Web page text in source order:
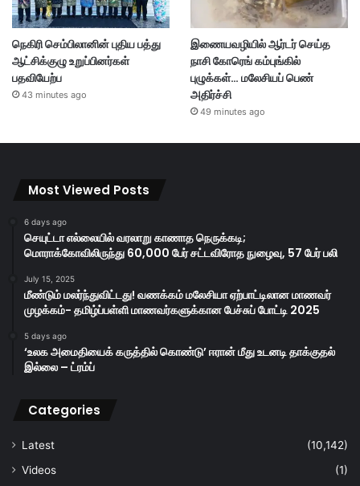
நெகிரி செம்பிலானின் புதிய பத்து
ஆட்சிக்குழு உறுப்பினர்கள்
பதவியேற்ப
43 minutes ago
இணையவழியில் ஆர்டர் செய்த
நாசி கோரெங் கம்புங்கில்
புழுக்கள்… மலேசியப் பெண்
அதிர்ச்சி
49 minutes ago
Most Viewed Posts
6 days ago
செயுட்டா எல்லையில் வரலாறு காணாத நெருக்கடி;
மொராக்கோவிலிருந்து 60,000 பேர் சட்டவிரோத நுழைவு, 57 பேர் பலி
July 15, 2025
மீண்டும் மலர்ந்துவிட்டது! வணக்கம் மலேசியா ஏற்பாட்டிலான மாணவர்
முழக்கம்- தமிழ்ப்பள்ளி மாணவர்களுக்கான பேச்சுப் போட்டி 2025
5 days ago
‘உலக அமைதியைக் கருத்தில் கொண்டு’ ஈரான் மீது உடனடி தாக்குதல்
இல்லை – ட்ரம்ப்
Categories
Latest
(10,142)
Videos
(1)